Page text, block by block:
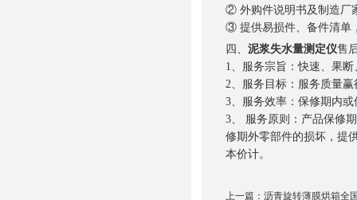
② 外购件说明书及制造厂
③ 提供易损件、备件清单
四、 泥浆失水量测定仪售
1、服务宗旨：快速、果
2、服务目标：服务质量赢
3、服务效率：保修期内
3、 服务原则：产品保修
修期外零部件的损坏，提
本价计。
上一篇： 沥青旋转薄膜烘箱全